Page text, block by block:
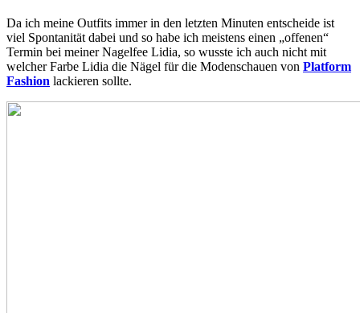
Da ich meine Outfits immer in den letzten Minuten entscheide ist
viel Spontanität dabei und so habe ich meistens einen „offenen“
Termin bei meiner Nagelfee Lidia, so wusste ich auch nicht mit
welcher Farbe Lidia die Nägel für die Modenschauen von Platform
Fashion lackieren sollte.